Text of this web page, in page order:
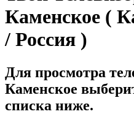
Каменское (
/ Россия )
Для просмотра
Каменское
списка ниже.